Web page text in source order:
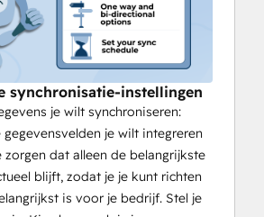
synchronisatie-instellingen
je wilt synchroniseren:
gegevensvelden je wilt integreren
dat alleen de belangrijkste
blijft, zodat je je kunt richten
is voor je bedrijf. Stel je